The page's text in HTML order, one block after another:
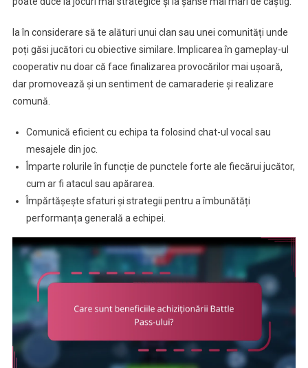
Ia în considerare să te alături unui clan sau unei comunități unde
poți găsi jucători cu obiective similare. Implicarea în gameplay-ul
cooperativ nu doar că face finalizarea provocărilor mai ușoară,
dar promovează și un sentiment de camaraderie și realizare
comună.
Comunică eficient cu echipa ta folosind chat-ul vocal sau
mesajele din joc.
Împarte rolurile în funcție de punctele forte ale fiecărui jucător,
cum ar fi atacul sau apărarea.
Împărtășește sfaturi și strategii pentru a îmbunătăți
performanța generală a echipei.